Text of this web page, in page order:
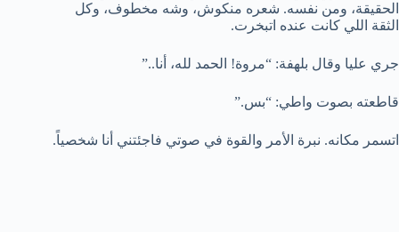
الحقيقة، ومن نفسه. شعره منكوش، وشه مخطوف، وكل
الثقة اللي كانت عنده اتبخرت.
جري عليا وقال بلهفة: “مروة! الحمد لله، أنا..”
قاطعته بصوت واطي: “بس.”
اتسمر مكانه. نبرة الأمر والقوة في صوتي فاجئتني أنا شخصياً.